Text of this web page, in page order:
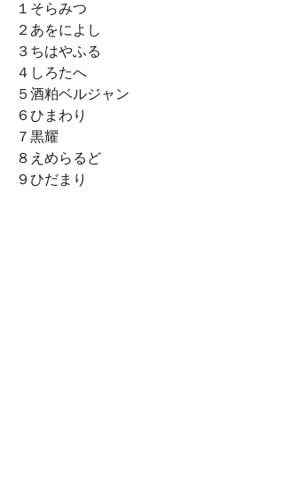
１そらみつ
２あをによし
３ちはやふる
４しろたへ
５酒粕ベルジャン
６ひまわり
７黒耀
８えめらるど
９ひだまり